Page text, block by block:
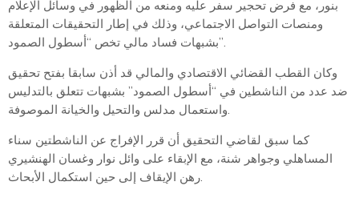
بنور، مع فرض تحجير سفر عليه ومنعه من الظهور في وسائل الإعلام
ومنصات التواصل الاجتماعي، وذلك في إطار التحقيقات المتعلقة
بشبهات فساد مالي تخص “أسطول الصمود”.
وكان القطب القضائي الاقتصادي والمالي قد أذن سابقا بفتح تحقيق
ضد عدد من الناشطين في “أسطول الصمود” بشبهات تتعلق بالتدليس
واستعمال مدلس والتحيل والخيانة الموصوفة.
كما سبق لقاضي التحقيق أن قرر الإفراج عن الناشطتين سناء
المساهلي وجواهر شنة، مع الإبقاء على وائل نوار وغسان الهنشيري
رهن الإيقاف إلى حين استكمال الأبحاث.